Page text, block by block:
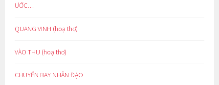
ƯỚC…
QUANG VINH (hoạ thơ)
VÀO THU (hoạ thơ)
CHUYẾN BAY NHÂN ĐẠO